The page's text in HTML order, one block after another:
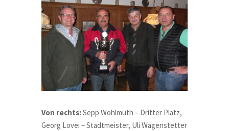
Von rechts:Sepp Wohlmuth – Dritter Platz,
Georg Lovei – Stadtmeister, Uli Wagenstetter